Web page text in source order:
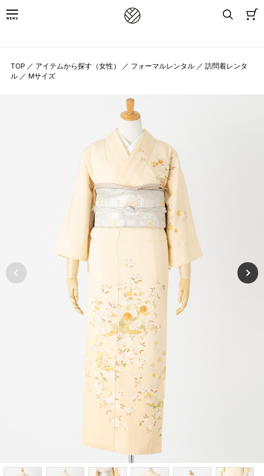
TOP ／ アイテムから探す（女性） ／ フォーマルレンタル ／ 訪問着レンタ
ル ／ Mサイズ